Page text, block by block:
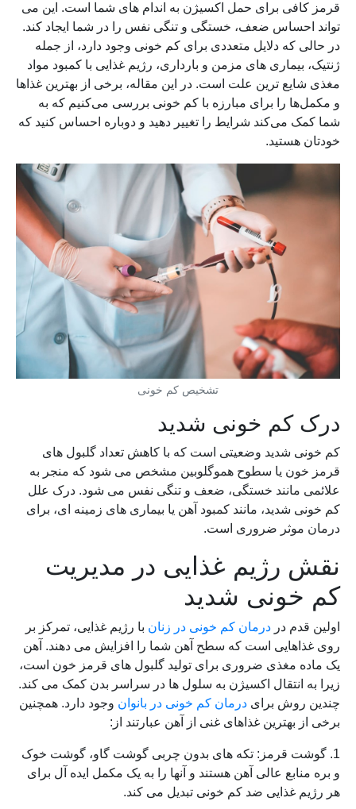
قرمز کافی برای حمل اکسیژن به اندام های شما است. این می
تواند احساس ضعف، خستگی و تنگی نفس را در شما ایجاد کند.
در حالی که دلایل متعددی برای کم خونی وجود دارد، از جمله
ژنتیک، بیماری های مزمن و بارداری، رژیم غذایی با کمبود مواد
مغذی شایع ترین علت است. در این مقاله، برخی از بهترین غذاها
و مکمل‌ها را برای مبارزه با کم خونی بررسی می‌کنیم که به
شما کمک می‌کند شرایط را تغییر دهید و دوباره احساس کنید که
خودتان هستید.
تشخیص کم خونی
درک کم خونی شدید
کم خونی شدید وضعیتی است که با کاهش تعداد گلبول های
قرمز خون یا سطوح هموگلوبین مشخص می شود که منجر به
علائمی مانند خستگی، ضعف و تنگی نفس می شود. درک علل
کم خونی شدید، مانند کمبود آهن یا بیماری های زمینه ای، برای
درمان موثر ضروری است.
نقش رژیم غذایی در مدیریت
کم خونی شدید
اولین قدم در درمان کم خونی در زنان با رژیم غذایی، تمرکز بر
روی غذاهایی است که سطح آهن شما را افزایش می دهند. آهن
یک ماده مغذی ضروری برای تولید گلبول های قرمز خون است،
زیرا به انتقال اکسیژن به سلول ها در سراسر بدن کمک می کند.
چندین روش برای درمان کم خونی در بانوان وجود دارد. همچنین
برخی از بهترین غذاهای غنی از آهن عبارتند از:
1. گوشت قرمز: تکه های بدون چربی گوشت گاو، گوشت خوک
و بره منابع عالی آهن هستند و آنها را به یک مکمل ایده آل برای
هر رژیم غذایی ضد کم خونی تبدیل می کند.